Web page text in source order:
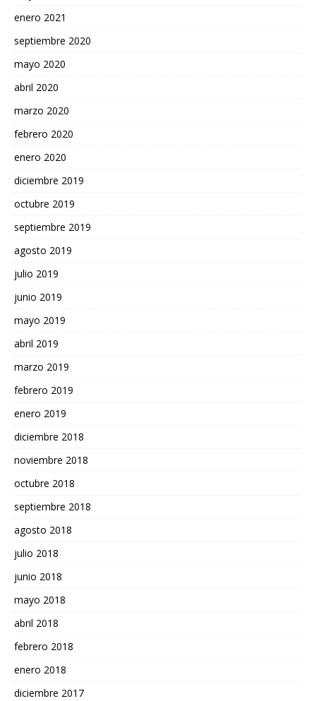
enero 2021
septiembre 2020
mayo 2020
abril 2020
marzo 2020
febrero 2020
enero 2020
diciembre 2019
octubre 2019
septiembre 2019
agosto 2019
julio 2019
junio 2019
mayo 2019
abril 2019
marzo 2019
febrero 2019
enero 2019
diciembre 2018
noviembre 2018
octubre 2018
septiembre 2018
agosto 2018
julio 2018
junio 2018
mayo 2018
abril 2018
febrero 2018
enero 2018
diciembre 2017